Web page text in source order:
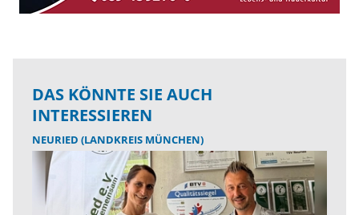
DAS KÖNNTE SIE AUCH
INTERESSIEREN
NEURIED (LANDKREIS MÜNCHEN)